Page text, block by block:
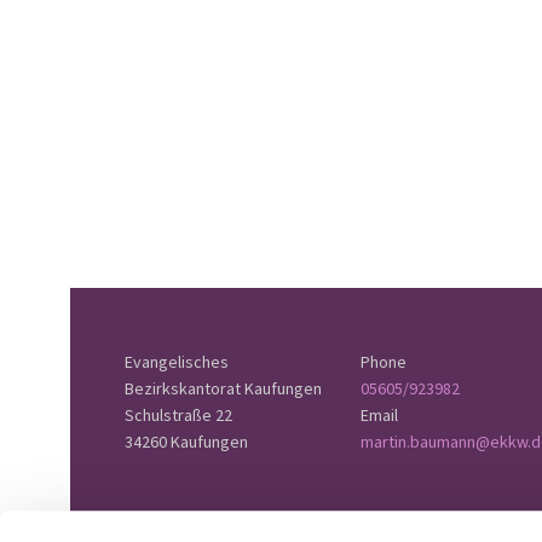
Evangelisches
Bezirkskantorat Kaufungen
Schulstraße 22
34260 Kaufungen
Phone
05605/923982
Email